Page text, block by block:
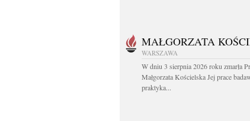
MAŁGORZATA
WARSZAWA
W dniu 3 sierpnia 2026 roku zmarła
Małgorzata Kościelska Jej prace
praktyka...